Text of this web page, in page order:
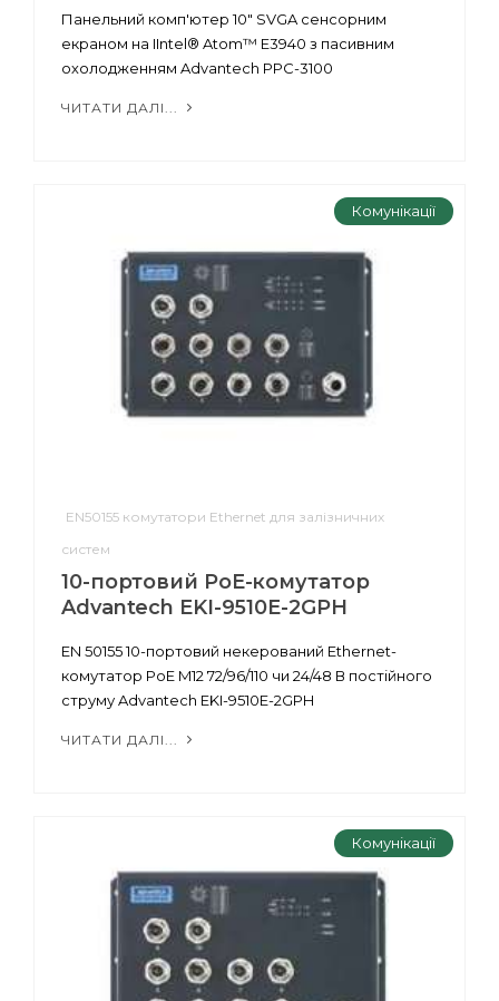
Панельний комп'ютер 10" SVGA сенсорним
екраном на IIntel® Atom™ E3940 з пасивним
охолодженням Advantech PPC-3100
ЧИТАТИ ДАЛІ...
Комунікації
EN50155 комутатори Ethernet для залізничних
систем
10-портовий PoE-комутатор
Advantech EKI-9510E-2GPH
EN 50155 10-портовий некерований Ethernet-
комутатор PoE M12 72/96/110 чи 24/48 В постійного
струму Advantech EKI-9510E-2GPH
ЧИТАТИ ДАЛІ...
Комунікації